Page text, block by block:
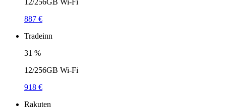
887 €
Tradeinn
31 %
12/256GB Wi-Fi
918 €
Rakuten